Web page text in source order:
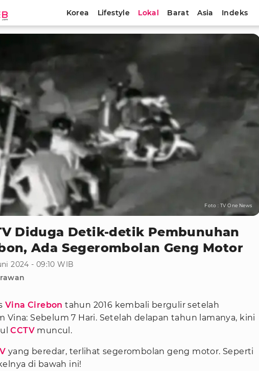
Korea Lifestyle Lokal Barat Asia Indeks
Foto : TV One News
Diduga Detik-detik Pembunuhan
Ada Segerombolan Geng Motor
2024 - 09:10 WIB
Vina Cirebon tahun 2016 kembali bergulir setelah
Vina: Sebelum 7 Hari. Setelah delapan tahun lamanya, kini
CCTVmuncul.
yang beredar, terlihat segerombolan geng motor. Seperti
di bawah ini!